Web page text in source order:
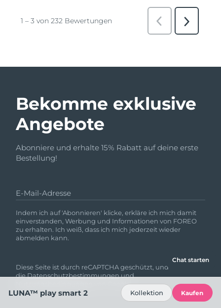
Bekomme exklusive
Angebote
Abonniere und erhalte 15% Rabatt auf deine erste
Bestellung!
E-Mail-Adresse
Indem ich auf 'Abonnieren' klicke, erkläre ich mich damit
einverstanden, Werbung und Informationen von FOREO
zu erhalten. Ich weiß, dass ich mich jederzeit wieder
abmelden kann.
Diese Seite ist durch reCAPTCHA geschützt, und es gelten
dieDatenschutzbestimmungenund
von Google.
Chat starten
LUNA™ play smart 2 Kollektion Kaufen